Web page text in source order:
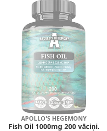
APOLLO'S HEGEMONY
Fish Oil 1000mg 200 vāciņi.